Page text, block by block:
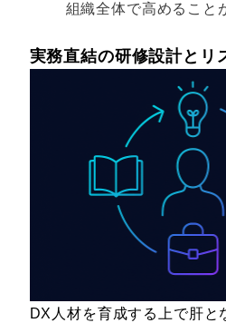
組織全体で高めること
実務直結の研修設計とリ
DX人材を育成する上で肝と